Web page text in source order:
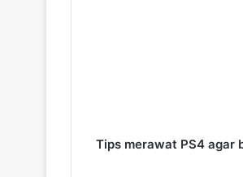
Tips merawat PS4 agar